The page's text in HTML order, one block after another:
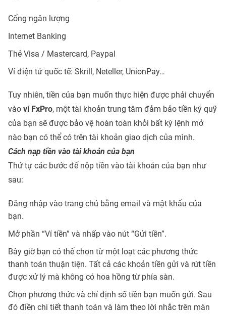
Cổng ngân lượng
Internet Banking
Thẻ Visa / Mastercard, Paypal
Ví điện tử quốc tế: Skrill, Neteller, UnionPay…
Tuy nhiên, tiền của bạn muốn thực hiện được phải chuyển
vào ví FxPro, một tài khoản trung tâm đảm bảo tiền ký quỹ
của bạn sẽ được bảo vệ hoàn toàn khỏi bất kỳ lệnh mở
nào bạn có thể có trên tài khoản giao dịch của mình.
Cách nạp tiền vào tài khoản của bạn
Thứ tự các bước để nộp tiền vào tài khoản của bạn như
sau:
Đăng nhập vào trang chủ bằng email và mật khẩu của
bạn.
Mở phần “Ví tiền” và nhấp vào nút “Gửi tiền”.
Bây giờ bạn có thể chọn từ một loạt các phương thức
thanh toán thuận tiện. Tất cả các khoản tiền gửi và rút tiền
được xử lý mà không có hoa hồng từ phía sàn.
Chọn phương thức và chỉ định số tiền bạn muốn gửi. Sau
đó điền chi tiết thanh toán và làm theo lời nhắc trên màn